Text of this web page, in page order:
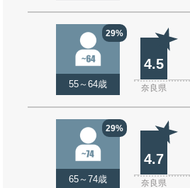
29%
55～64歳
4.5
奈良県
29%
65～74歳
4.7
奈良県